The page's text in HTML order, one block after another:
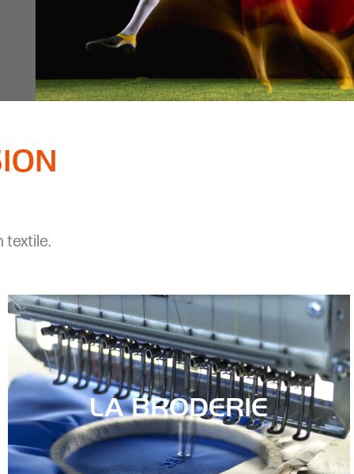
textile.
LA BRODERIE